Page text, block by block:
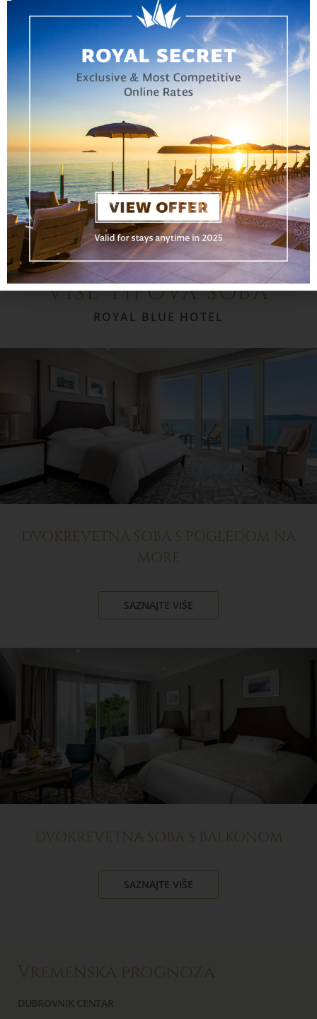
Satelitska TV
Glačalo i stol za glačanje
Ogrtač i papuče
Kuhalo za vodu
Čitav objekt prilagođen osobama s
invaliditetom
VIŠE TIPOVA SOBA
ROYAL BLUE HOTEL
DVOKREVETNA SOBA S POGLEDOM NA
MORE
SAZNAJTE VIŠE
DVOKREVETNA SOBA S BALKONOM
SAZNAJTE VIŠE
Vremenska prognoza